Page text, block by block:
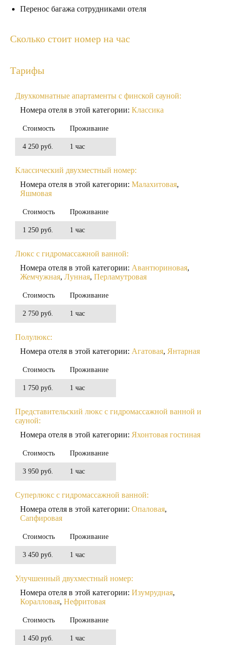
Перенос багажа сотрудниками отеля
Сколько стоит номер на час
Тарифы
Двухкомнатные апартаменты с финской сауной:
Номера отеля в этой категории: Классика
Стоимость Проживание
4 250 руб. 1 час
Классический двухместный номер:
Номера отеля в этой категории: Малахитовая,
Яшмовая
Стоимость Проживание
1 250 руб. 1 час
Люкс с гидромассажной ванной:
Номера отеля в этой категории: Авантюриновая,
Жемчужная, Лунная, Перламутровая
Стоимость Проживание
2 750 руб. 1 час
Полулюкс:
Номера отеля в этой категории: Агатовая, Янтарная
Стоимость Проживание
1 750 руб. 1 час
Представительский люкс с гидромассажной ванной и
сауной:
Номера отеля в этой категории: Яхонтовая гостиная
Стоимость Проживание
3 950 руб. 1 час
Суперлюкс с гидромассажной ванной:
Номера отеля в этой категории: Опаловая,
Сапфировая
Стоимость Проживание
3 450 руб. 1 час
Улучшенный двухместный номер:
Номера отеля в этой категории: Изумрудная,
Коралловая, Нефритовая
Стоимость Проживание
1 450 руб. 1 час